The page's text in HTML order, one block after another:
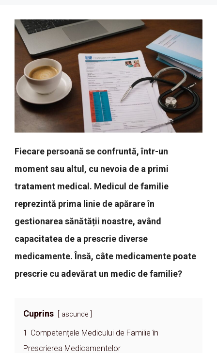
Fiecare persoană se confruntă, într-un
moment sau altul, cu nevoia de a primi
tratament medical. Medicul de familie
reprezintă prima linie de apărare în
gestionarea sănătății noastre, având
capacitatea de a prescrie diverse
medicamente. Însă, câte medicamente poate
prescrie cu adevărat un medic de familie?
Cuprins ascunde
1 Competențele Medicului de Familie în
Prescrierea Medicamentelor